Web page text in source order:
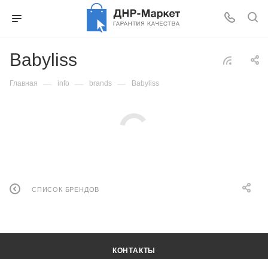
Babyliss
Главная — info — brands — Babyliss
СПИСОК БРЕНДОВ
КОНТАКТЫ